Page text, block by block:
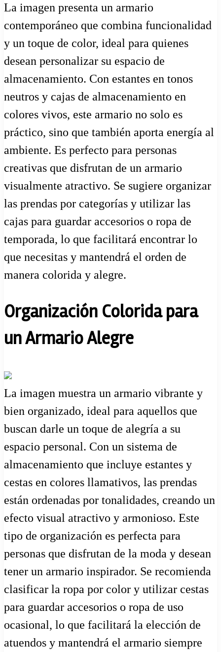
La imagen presenta un armario
contemporáneo que combina funcionalidad
y un toque de color, ideal para quienes
desean personalizar su espacio de
almacenamiento. Con estantes en tonos
neutros y cajas de almacenamiento en
colores vivos, este armario no solo es
práctico, sino que también aporta energía al
ambiente. Es perfecto para personas
creativas que disfrutan de un armario
visualmente atractivo. Se sugiere organizar
las prendas por categorías y utilizar las
cajas para guardar accesorios o ropa de
temporada, lo que facilitará encontrar lo
que necesitas y mantendrá el orden de
manera colorida y alegre.
Organización Colorida para
un Armario Alegre
La imagen muestra un armario vibrante y
bien organizado, ideal para aquellos que
buscan darle un toque de alegría a su
espacio personal. Con un sistema de
almacenamiento que incluye estantes y
cestas en colores llamativos, las prendas
están ordenadas por tonalidades, creando un
efecto visual atractivo y armonioso. Este
tipo de organización es perfecta para
personas que disfrutan de la moda y desean
tener un armario inspirador. Se recomienda
clasificar la ropa por color y utilizar cestas
para guardar accesorios o ropa de uso
ocasional, lo que facilitará la elección de
atuendos y mantendrá el armario siempre